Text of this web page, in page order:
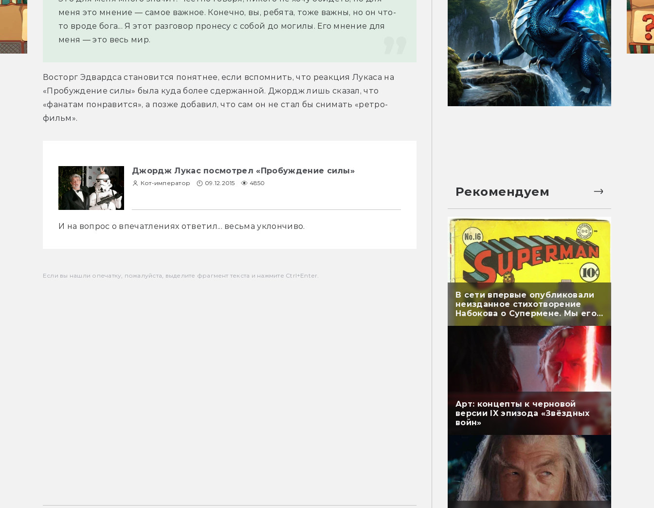
меня это мнение — самое важное. Конечно, вы, ребята, тоже важны, но он что-
то вроде бога... Я этот разговор пронесу с собой до могилы. Его мнение для
меня — это весь мир.
Восторг Эдвардса становится понятнее, если вспомнить, что реакция Лукаса на
«Пробуждение силы» была куда более сдержанной. Джордж лишь сказал, что
«фанатам понравится», а позже добавил, что сам он не стал бы снимать «ретро-
фильм».
Джордж Лукас посмотрел «Пробуждение силы»
Кот-император 09.12.2015 4850
И на вопрос о впечатлениях ответил... весьма уклончиво.
Если вы нашли опечатку, пожалуйста, выделите фрагмент текста и нажмите Ctrl+Enter.
Рекомендуем
В сети впервые опубликовали
неизданное стихотворение
Набокова о Супермене. Мы его
перевели
Арт: концепты к черновой
версии IX эпизода «Звёздных
войн»